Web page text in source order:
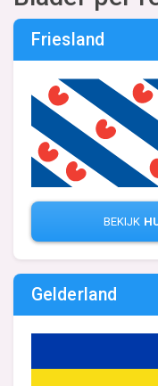
Friesland
BEKIJK
Gelderland